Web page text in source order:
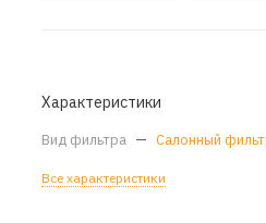
Характеристики
Вид фильтра — Салонный
Все характеристики